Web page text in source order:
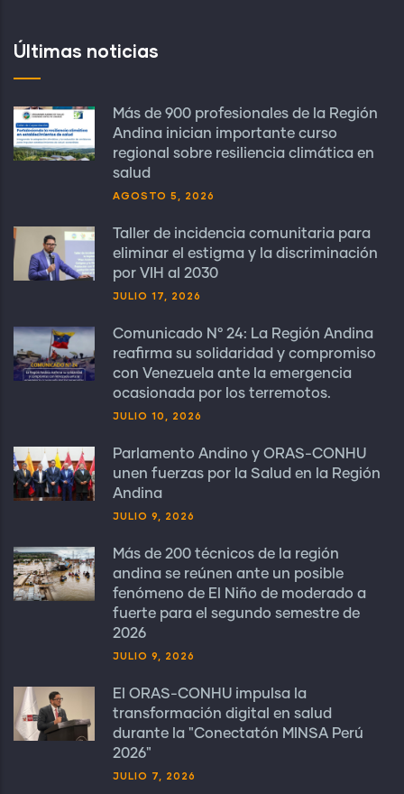
Últimas noticias
Más de 900 profesionales de la Región
Andina inician importante curso
regional sobre resiliencia climática en
salud
AGOSTO 5, 2026
Taller de incidencia comunitaria para
eliminar el estigma y la discriminación
por VIH al 2030
JULIO 17, 2026
Comunicado N° 24: La Región Andina
reafirma su solidaridad y compromiso
con Venezuela ante la emergencia
ocasionada por los terremotos.
JULIO 10, 2026
Parlamento Andino y ORAS-CONHU
unen fuerzas por la Salud en la Región
Andina
JULIO 9, 2026
Más de 200 técnicos de la región
andina se reúnen ante un posible
fenómeno de El Niño de moderado a
fuerte para el segundo semestre de
2026
JULIO 9, 2026
El ORAS-CONHU impulsa la
transformación digital en salud
durante la "Conectatón MINSA Perú
2026"
JULIO 7, 2026